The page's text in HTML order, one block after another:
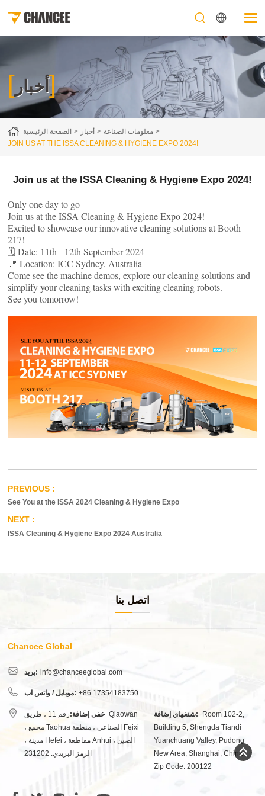
[ أخبار]
الصفحة الرئيسية أخبار
معلومات الصناعة
JOIN US AT THE ISSA CLEANING & HYGIENE EXPO 2024!
Join us at the ISSA Cleaning & Hygiene Expo 2024!
Only one day to go
Join us at the ISSA Cleaning & Hygiene Expo 2024!
Excited to showcase our innovative cleaning solutions at Booth
217!
🗓 Date: 11th - 12th September 2024
📍 Location: ICC Sydney, Australia
Come see the machine demos, explore our cleaning solutions and
simplify your cleaning tasks with exciting cleaning robots.
See you tomorrow!
See You at the ISSA 2024 Cleaning & Hygiene Expo
ISSA Cleaning & Hygiene Expo 2024 Australia
اتصل بنا
Chancee Global
بريد: info@chanceeglobal.com
موبايل / واتس اب: +86 17354183750
خفى إضافة:
رقم 11 ، طريق Qiaowan
، مجمع Taohua الصناعي ، منطقة Feixi
، مدينة Hefei ، مقاطعة Anhui ، الصين
الرمز البريدي: 231202
شنغهاي إضافة:
Room 102-2,
Building 5, Shengda Tiandi
Yuanchuang Valley, Pudong
New Area, Shanghai, China
Zip Code: 200122